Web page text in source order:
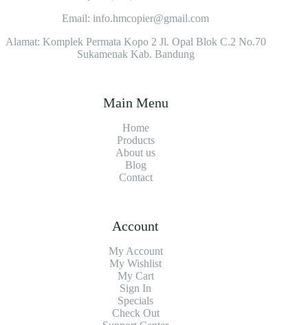
Email: info.hmcopier@gmail.com
Alamat: Komplek Permata Kopo 2 Jl. Opal Blok C.2 No.70
Sukamenak Kab. Bandung
Main Menu
Home
Products
About us
Blog
Contact
Account
My Account
My Wishlist
My Cart
Sign In
Specials
Check Out